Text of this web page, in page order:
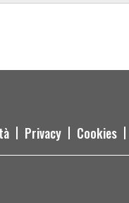
Privacy Cookies